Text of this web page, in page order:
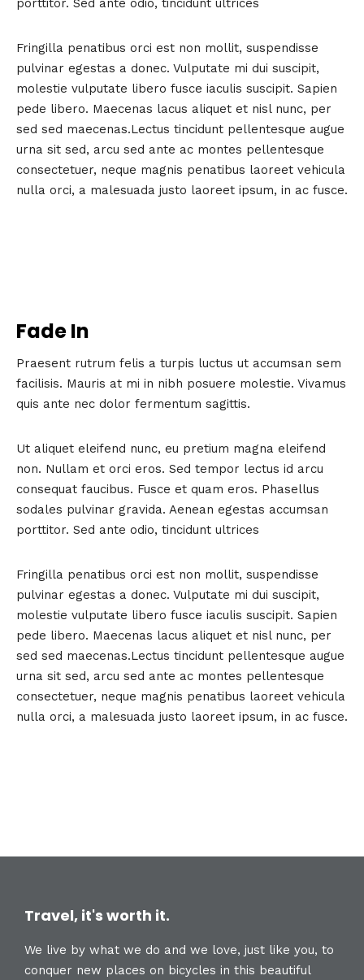
Fringilla penatibus orci est non mollit, suspendisse
pulvinar egestas a donec. Vulputate mi dui suscipit,
molestie vulputate libero fusce iaculis suscipit. Sapien
pede libero. Maecenas lacus aliquet et nisl nunc, per
sed sed maecenas.Lectus tincidunt pellentesque augue
urna sit sed, arcu sed ante ac montes pellentesque
consectetuer, neque magnis penatibus laoreet vehicula
nulla orci, a malesuada justo laoreet ipsum, in ac fusce.
Fade In
Praesent rutrum felis a turpis luctus ut accumsan sem
facilisis. Mauris at mi in nibh posuere molestie. Vivamus
quis ante nec dolor fermentum sagittis.
Ut aliquet eleifend nunc, eu pretium magna eleifend
non. Nullam et orci eros. Sed tempor lectus id arcu
consequat faucibus. Fusce et quam eros. Phasellus
sodales pulvinar gravida. Aenean egestas accumsan
porttitor. Sed ante odio, tincidunt ultrices
Fringilla penatibus orci est non mollit, suspendisse
pulvinar egestas a donec. Vulputate mi dui suscipit,
molestie vulputate libero fusce iaculis suscipit. Sapien
pede libero. Maecenas lacus aliquet et nisl nunc, per
sed sed maecenas.Lectus tincidunt pellentesque augue
urna sit sed, arcu sed ante ac montes pellentesque
consectetuer, neque magnis penatibus laoreet vehicula
nulla orci, a malesuada justo laoreet ipsum, in ac fusce.
Travel, it's worth it.
We live by what we do and we love, just like you, to
conquer new places on bicycles in this beautiful